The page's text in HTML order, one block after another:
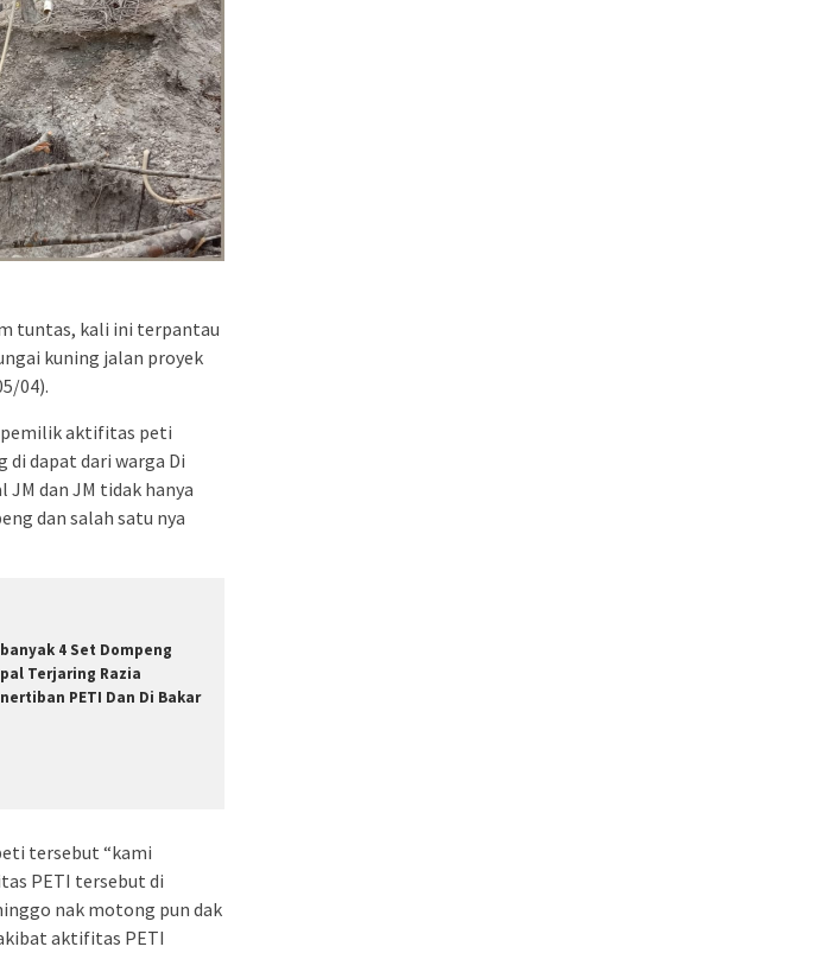
tuntas, kali ini terpantau
kuning jalan proyek
04).
pemilik aktifitas peti
dapat dari warga Di
dan JM tidak hanya
dan salah satu nya
4 Set Dompeng
Terjaring Razia
PETI Dan Di Bakar
tersebut “kami
PETI tersebut di
nak motong pun dak
aktifitas PETI